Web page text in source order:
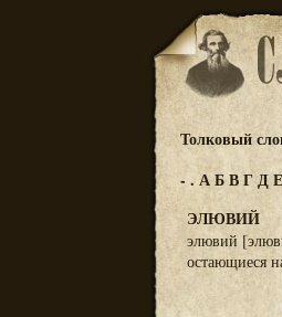
Толковый
-. АБВГДЕ
ЭЛЮВИЙ
элювий
остающиеся